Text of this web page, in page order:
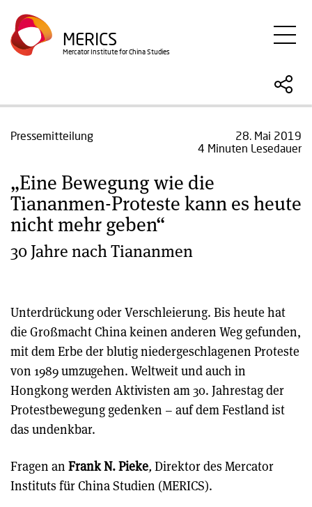
Direkt
zum
Inhalt
MERICS
Mercator Institute for China Studies
Pressemitteilung
28. Mai 2019
4 Minuten Lesedauer
„Eine Bewegung wie die
Tiananmen-Proteste kann es heute
nicht mehr geben“
30 Jahre nach Tiananmen
Unterdrückung oder Verschleierung. Bis heute hat
die Großmacht China keinen anderen Weg gefunden,
mit dem Erbe der blutig niedergeschlagenen Proteste
von 1989 umzugehen. Weltweit und auch in
Hongkong werden Aktivisten am 30. Jahrestag der
Protestbewegung gedenken – auf dem Festland ist
das undenkbar.
Fragen an Frank N. Pieke, Direktor des Mercator
Instituts für China Studien (MERICS).